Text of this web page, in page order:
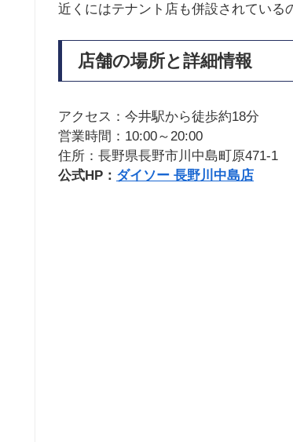
近くにはテナント店も併設されている
店舗の場所と詳細情報
アクセス：今井駅から徒歩約18分
営業時間：10:00～20:00
住所：長野県長野市川中島町原471-1
公式HP： ダイソー 長野川中島店